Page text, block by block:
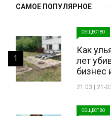
САМОЕ ПОПУЛЯРНОЕ
ОБЩЕСТВО
Как
лет
бизнес
21:03 | 21-
1
ОБЩЕСТВО